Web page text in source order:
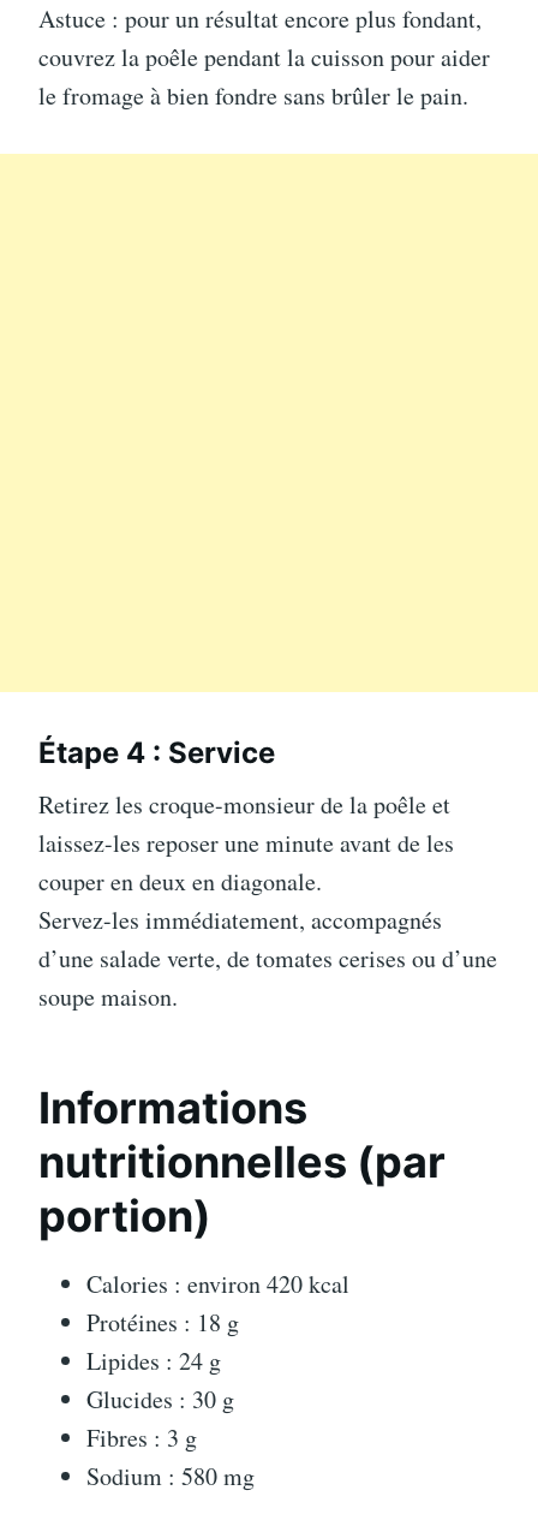
Astuce : pour un résultat encore plus fondant,
couvrez la poêle pendant la cuisson pour aider
le fromage à bien fondre sans brûler le pain.
Étape 4 : Service
Retirez les croque-monsieur de la poêle et
laissez-les reposer une minute avant de les
couper en deux en diagonale.
Servez-les immédiatement, accompagnés
d’une salade verte, de tomates cerises ou d’une
soupe maison.
Informations
nutritionnelles (par
portion)
Calories : environ 420 kcal
Protéines : 18 g
Lipides : 24 g
Glucides : 30 g
Fibres : 3 g
Sodium : 580 mg